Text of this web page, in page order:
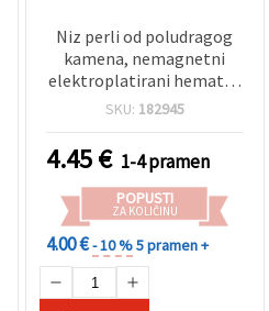
Niz perli od poludragog
kamena, nemagnetni
elektroplatirani hematit,
u boji bijelog srebra,
rupa 1 mm, oko 280 kom
SKU: 182945
4.45€ 1-4 pramen
POPUSTI
ZA KOLIČINU
4.00 €- 10 %5 pramen +